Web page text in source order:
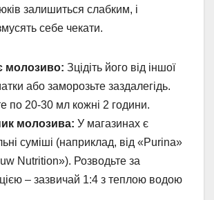
залишиться слабким, і
себе чекати.
молозиво: Зцідіть його від іншої
або заморозьте заздалегідь.
по 20-30 мл кожні 2 години.
молозива: У магазинах є
суміші (наприклад, від «Purina»
Nutrition»). Розводьте за
– зазвичай 1:4 з теплою водою